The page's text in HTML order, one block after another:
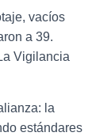
vacíos
a 39.
Vigilancia
la
estándares